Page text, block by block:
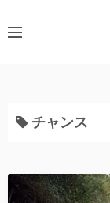
ン
ッ
プ
チャンス